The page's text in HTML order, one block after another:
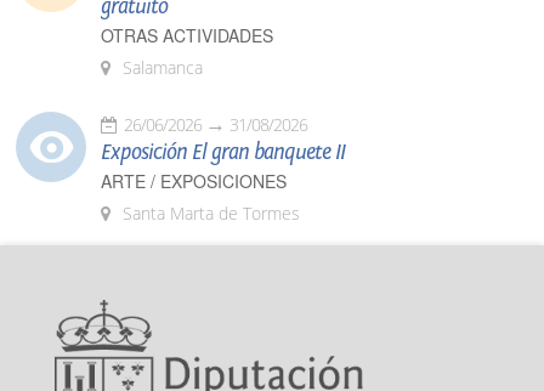
gratuito
OTRAS ACTIVIDADES
Salamanca
26/06/2026 31/08/2026
Exposición El gran banquete II
ARTE / EXPOSICIONES
Santa Marta de Tormes